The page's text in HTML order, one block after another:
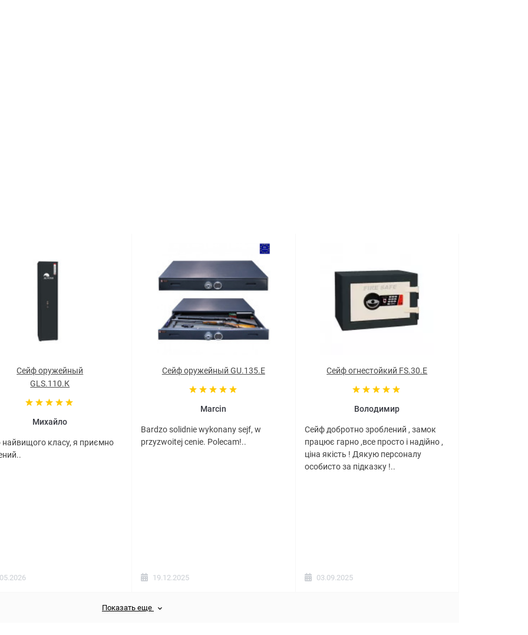
Сейф оружейный
GLS.110.К
Михайло
найвищого класу, я приємно
Сейф оружейный GU.135.E
Marcin
Bardzo solidnie wykonany sejf, w
przyzwoitej cenie. Polecam!..
19.12.2025
Сейф огнестойкий FS.30.E
Володимир
Сейф добротно зроблений , замок
працює гарно ,все просто і надійно ,
ціна якість ! Дякую персоналу
особисто за підказку !..
03.09.2025
Показать еще